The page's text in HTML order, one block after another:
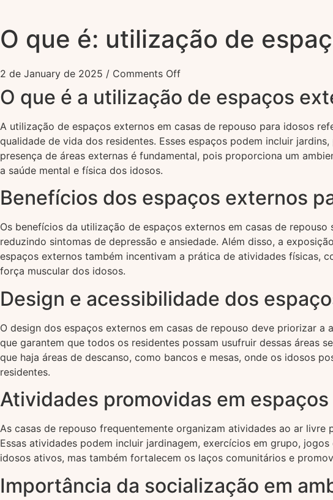
O que é: utilização de
2 de January de 2025 / Comments Off
O que é a utilização de espaços
A utilização de espaços externos em casas de repouso para idosos
qualidade de vida dos residentes. Esses espaços podem incluir
presença de áreas externas é fundamental, pois proporciona um
a saúde mental e física dos idosos.
Benefícios dos espaços externos
Os benefícios da utilização de espaços externos em casas de
reduzindo sintomas de depressão e ansiedade. Além disso, a
espaços externos também incentivam a prática de atividades físicas,
força muscular dos idosos.
Design e acessibilidade dos
O design dos espaços externos em casas de repouso deve priorizar
que garantem que todos os residentes possam usufruir dessas áreas
que haja áreas de descanso, como bancos e mesas, onde os idosos
residentes.
Atividades promovidas em
As casas de repouso frequentemente organizam atividades ao ar
Essas atividades podem incluir jardinagem, exercícios em grupo,
idosos ativos, mas também fortalecem os laços comunitários e
Importância da socialização em